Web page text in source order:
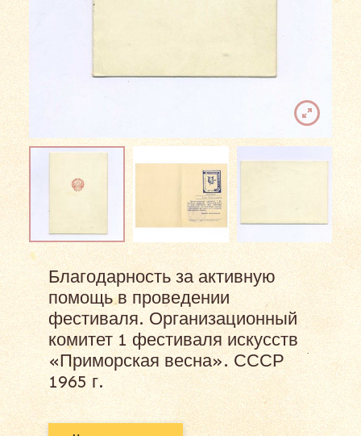
Благодарность за активную
помощь в проведении
фестиваля. Организационный
комитет 1 фестиваля искусств
«Приморская весна». СССР
1965 г.